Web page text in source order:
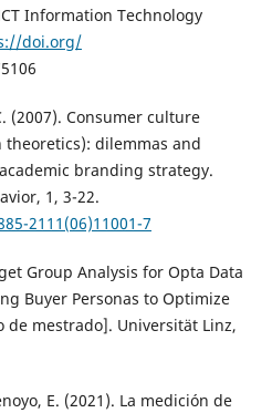
Information Technology
doi.org/
(2007). Consumer culture
dilemmas and
branding strategy.
1, 3-22.
2111(06)11001-7
Group Analysis for Opta Data
Buyer Personas to Optimize
mestrado]. Universität Linz,
E. (2021). La medición de